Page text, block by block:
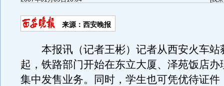
来源：西安晚报
本报讯（记者王彬）记者从西安火车站
起，铁路部门开始在东立大厦、泽苑饭店办
集中发售业务。同时，学生也可凭优待证件